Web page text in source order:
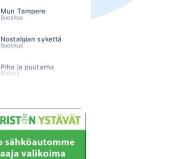
Mun Tampere
Suositus
Nostalgian sykettä
Suositus
Piha ja puutarha
Mainos
Puutarhaunelmia
Suositus
SUN Ilta